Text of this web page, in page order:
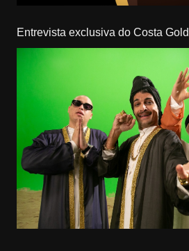
Entrevista exclusiva do Costa